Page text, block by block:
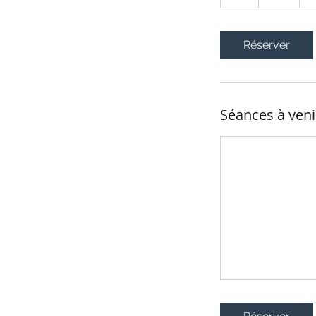
h
Réserver
Séances à